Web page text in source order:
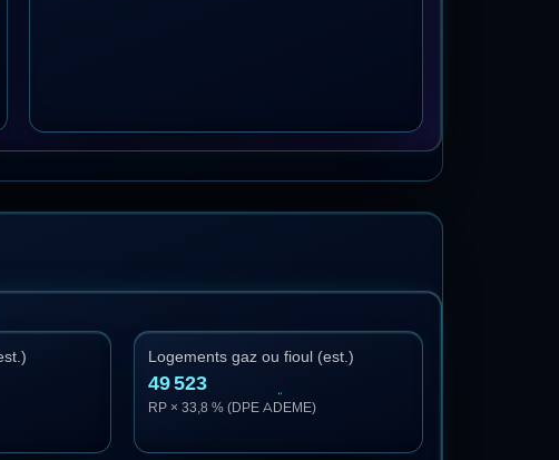
Logements gaz ou fioul (est.)
49 523
RP × 33,8 % (DPE ADEME)